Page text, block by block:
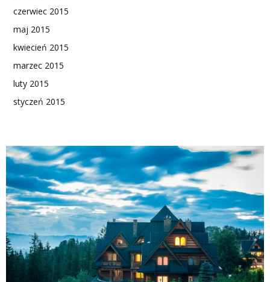
czerwiec 2015
maj 2015
kwiecień 2015
marzec 2015
luty 2015
styczeń 2015